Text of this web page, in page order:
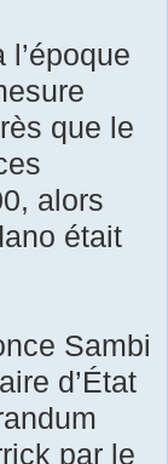
l’époque
que le
alors
était
Sambi
d’État
par le